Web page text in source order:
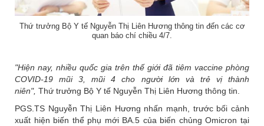
Thứ trưởng Bộ Y tế Nguyễn Thị Liên Hương thông tin đến các cơ
quan báo chí chiều 4/7.
"Hiện nay, nhiều quốc gia trên thế giới đã tiêm vaccine phòng
COVID-19 mũi 3, mũi 4 cho người lớn và trẻ vị thành
niên", Thứ trưởng Bộ Y tế Nguyễn Thị Liên Hương thông tin.
PGS.TS Nguyễn Thị Liên Hương nhấn mạnh, trước bối cảnh
xuất hiện biến thể phụ mới BA.5 của biến chủng Omicron tại